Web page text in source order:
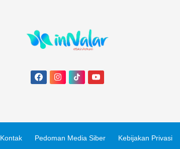
Kontak Pedoman Media Siber Kebijakan Privasi